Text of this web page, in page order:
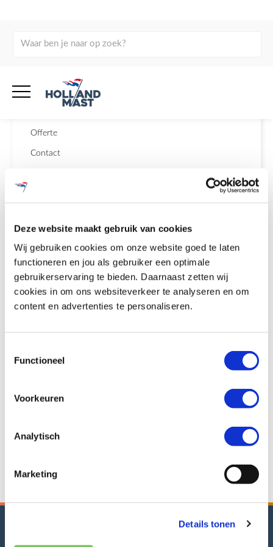
Deze website maakt gebruik van cookies
Wij gebruiken cookies om onze website goed te laten
functioneren en jou als gebruiker een optimale
gebruikerservaring te bieden. Daarnaast zetten wij
cookies in om ons websiteverkeer te analyseren en om
content en advertenties te personaliseren.
Functioneel
Voorkeuren
Analytisch
Marketing
Details tonen
Algemene voorwaarden
Offerte
Contact
Hoe doe ik een offerteaanvraag?
Zijn er voorwaarden verbonden aan een offerte?
Staat je vraag er niet
Onze medewerkers staan klaar om al je vragen per mail te
Offerte aanvragen